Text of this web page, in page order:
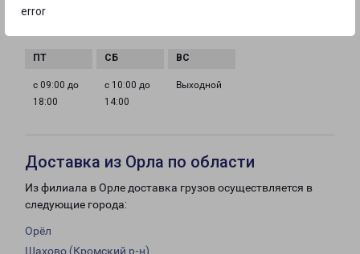
errorс 09:00 до
с 09:00 до
18:00
с 10:00 до
14:00
Выходной
Доставка из Орла по области
Из филиала в Орле доставка грузов осуществляется в
следующие города:
Орёл
Шахово (Кромский р-н)